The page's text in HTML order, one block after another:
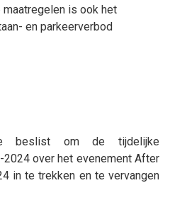
is ook het
en parkeerverbod
beslist om de tijdelijke
over het evenement After
in te trekken en te vervangen